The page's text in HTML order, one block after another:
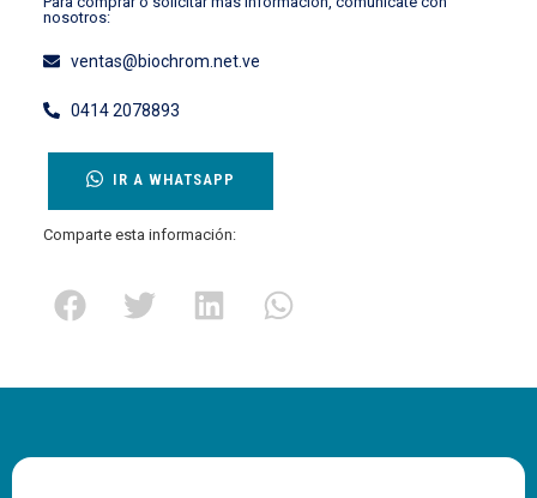
nosotros:
ventas@biochrom.net.ve
0414 2078893
IR A WHATSAPP
Comparte esta información: